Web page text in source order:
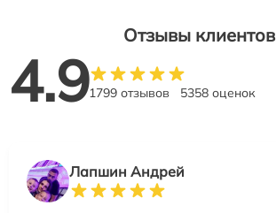
Отзывы клиентов
4.91799 отзывов 5358 оценок
Лапшин Андрей